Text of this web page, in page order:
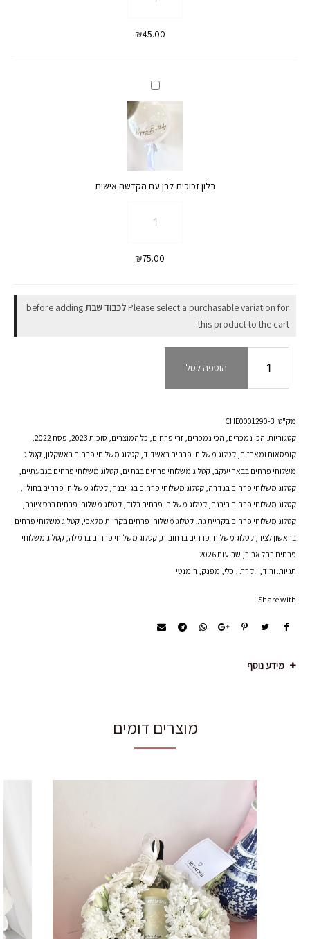
Raffaello
₪45.00
בלון
זכוכית
עם
הקדשה
אישית
בלון זכוכית לבן עם הקדשה אישית
זכוכית
הקדשה
₪75.00
Please select a purchasable variation for לכבוד שבתbefore adding
this product to the cart.
לכבוד
הוספה לסל
מק"ט: CHE0001290-3
קטגוריות: הכי נמכרים, הכי נמכרים, זרי פרחים, כל המוצרים, סוכות 2023 , פסח 2022
,
קופסאות ומארזים, קטלוג משלוחי פרחים באשדוד, קטלוג משלוחי פרחים באשקלון, קטלוג
משלוחי פרחים בבאר יעקב, קטלוג משלוחי פרחים בבת ים, קטלוג משלוחי פרחים בגבעתיים,
קטלוג משלוחי פרחים בגדרה, קטלוג משלוחי פרחים בגן יבנה, קטלוג משלוחי פרחים בחולון,
קטלוג משלוחי פרחים ביבנה, קטלוג משלוחי פרחים בלוד, קטלוג משלוחי פרחים בנס ציונה,
קטלוג משלוחי פרחים בקריית גת, קטלוג משלוחי פרחים בקריית מלאכי, קטלוג משלוחי פרחים
בראשון לציון, קטלוג משלוחי פרחים ברחובות, קטלוג משלוחי פרחים ברמלה, קטלוג משלוחי
פרחים בתל אביב, שבועות 2026
תגיות: ורוד, יוקרתי, כלי, מפנק, רומנטי
Share with
מידע נוסף
מוצרים דומים